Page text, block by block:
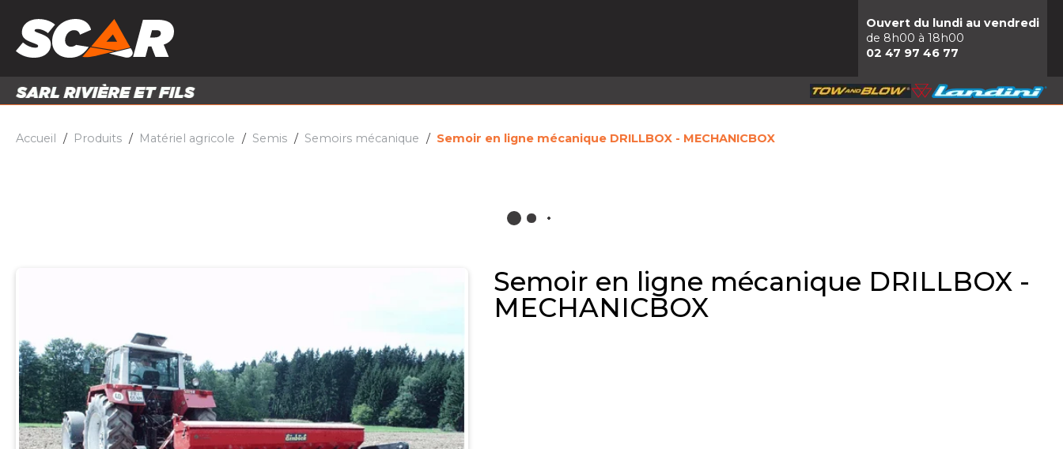
PIÈCES ET ACCESSOIRES
Ouvert du lundi au vendredi
de 8h00 à 18h00
02 47 97 46 77
Accueil Produits Matériel agricole Semis Semoirs mécanique Semoir en ligne mécanique DRILLBOX - MECHANICBOX
Semoir en ligne mécanique DRILLBOX -
MECHANICBOX